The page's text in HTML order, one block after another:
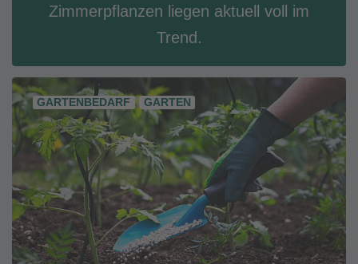
Zimmerpflanzen liegen aktuell voll im
Trend.
GARTENBEDARF GARTEN